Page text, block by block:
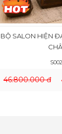
BỘ SALON HIỆN
46.800.000 đ